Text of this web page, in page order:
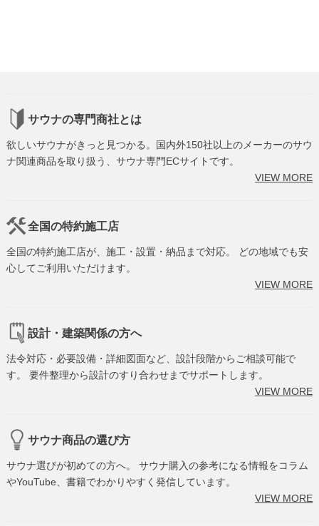
サウナの専門商社とは
欲しいサウナがきっと見つかる。国内外150社以上のメーカーのサウ
ナ関連商品を取り扱う、サウナ専門ECサイトです。
VIEW MORE
全国の特約施工店
全国の特約施工店が、施工・設置・納品まで対応。 どの地域でも安
心してご利用いただけます。
VIEW MORE
設計・建築関係の方へ
法令対応・必要設備・詳細図面など、設計段階からご相談可能で
す。 要件整理から設計のすり合わせまでサポートします。
VIEW MORE
サウナ商品の選び方
サウナ選びが初めての方へ。 サウナ購入の参考になる情報をコラム
やYouTube、書籍でわかりやすく発信しています。
VIEW MORE